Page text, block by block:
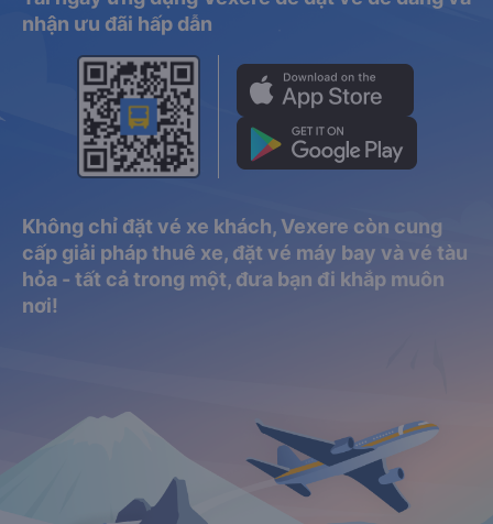
nhận ưu đãi hấp dẫn
Không chỉ đặt vé xe khách, Vexere còn cung
cấp giải pháp thuê xe, đặt vé máy bay và vé tàu
hỏa - tất cả trong một, đưa bạn đi khắp muôn
nơi!